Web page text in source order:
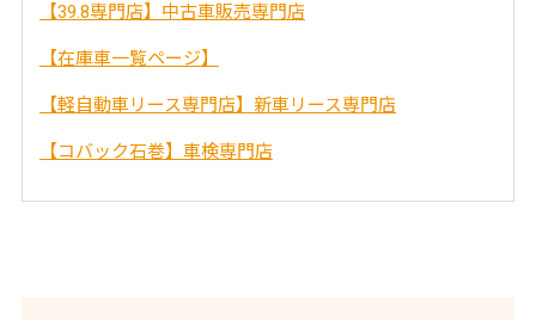
【39.8専門店】中古車販売専門店
【在庫車一覧ページ】
【軽自動車リース専門店】新車リース専門店
【コバック石巻】車検専門店